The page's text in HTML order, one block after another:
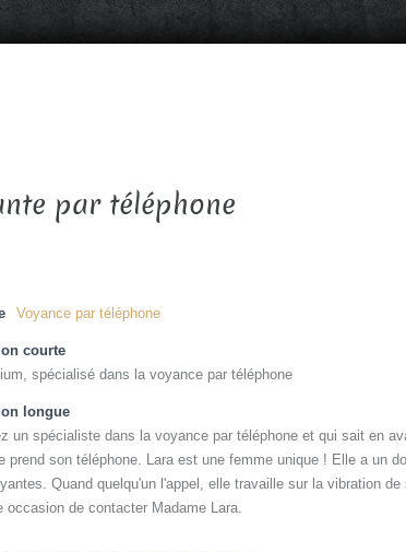
par téléphone
Voyance par téléphone
courte
spécialisé dans la voyance par téléphone
longue
un spécialiste dans la voyance par téléphone et qui sait en
prend son téléphone. Lara est une femme unique ! Elle a un
Quand quelqu'un l'appel, elle travaille sur la vibration
occasion de contacter Madame Lara.